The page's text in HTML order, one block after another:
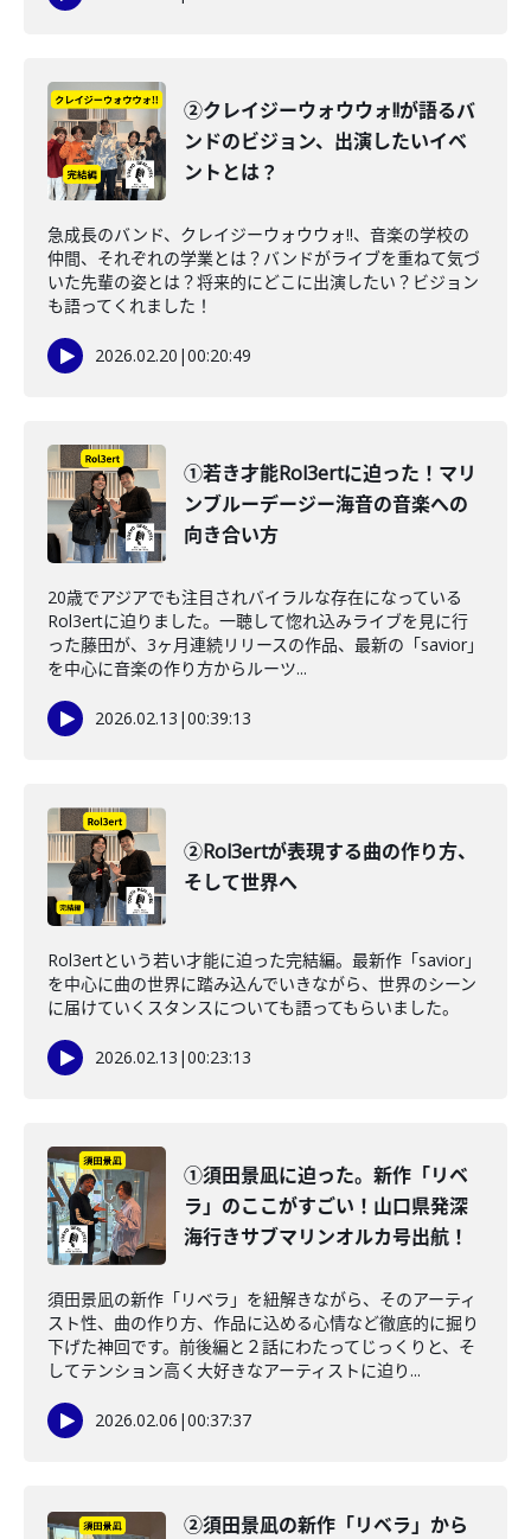
②クレイジーウォウウォ!!が語るバ
ンドのビジョン、出演したいイベ
ントとは？
急成長のバンド、クレイジーウォウウォ!!、音楽の学校の
仲間、それぞれの学業とは？バンドがライブを重ねて気づ
いた先輩の姿とは？将来的にどこに出演したい？ビジョン
も語ってくれました！
2026.02.20 |00:20:49
①若き才能Rol3ertに迫った！マリ
ンブルーデージー海音の音楽への
向き合い方
20歳でアジアでも注目されバイラルな存在になっている
Rol3ertに迫りました。一聴して惚れ込みライブを見に行
った藤田が、3ヶ月連続リリースの作品、最新の「savior」
を中心に音楽の作り方からルーツ...
2026.02.13 |00:39:13
②Rol3ertが表現する曲の作り方、
そして世界へ
Rol3ertという若い才能に迫った完結編。最新作「savior」
を中心に曲の世界に踏み込んでいきながら、世界のシーン
に届けていくスタンスについても語ってもらいました。
2026.02.13 |00:23:13
①須田景凪に迫った。新作「リベ
ラ」のここがすごい！山口県発深
海行きサブマリンオルカ号出航！
須田景凪の新作「リベラ」を紐解きながら、そのアーティ
スト性、曲の作り方、作品に込める心情など徹底的に掘り
下げた神回です。前後編と２話にわたってじっくりと、そ
してテンション高く大好きなアーティストに迫り...
2026.02.06 |00:37:37
②須田景凪の新作「リベラ」から